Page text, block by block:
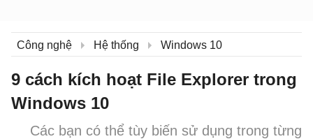
Công nghệ Hệ thống Windows 10
9 cách kích hoạt File Explorer trong
Windows 10
Các bạn có thể tùy biến sử dụng trong từng